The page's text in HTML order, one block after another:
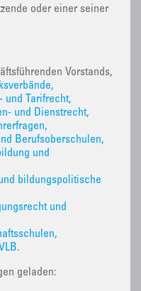
oder einer seiner
Vorstands,
und Tarifrecht,
und Dienstrecht,
Berufsoberschulen,
und
bildungspolitische
und
.
geladen: